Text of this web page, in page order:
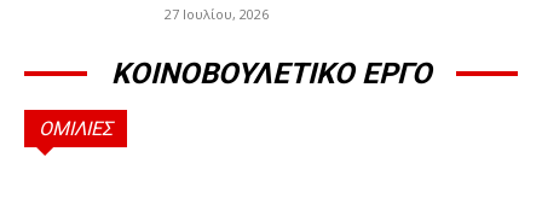
27 Ιουλίου, 2026
ΚΟΙΝΟΒΟΥΛΕΤΙΚΟ ΕΡΓΟ
ΟΜΙΛΙΕΣ
ΟΜΙΛΊΕΣ